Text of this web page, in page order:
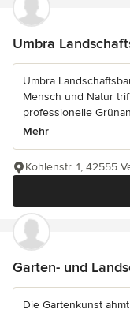
Umbra
Umbra
Mensch und Natur
professionelle
Mehr
Kohlenstr. 1, 42555
Garten- und
Die Gartenkunst